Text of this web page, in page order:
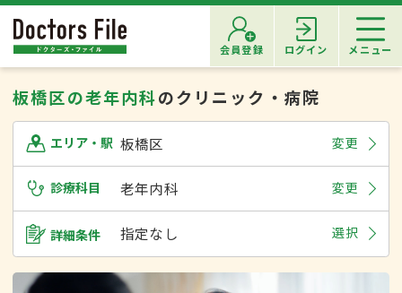
会員登録 ログイン メニュー
板橋区の老年内科のクリニック・病院
エリア・駅 板橋区 変更
診療科目 老年内科 変更
詳細条件 指定なし 選択